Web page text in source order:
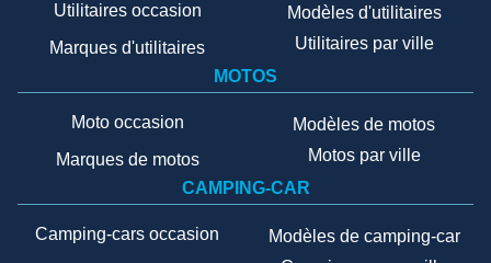
Utilitaires occasion
Marques d'utilitaires
Modèles d'utilitaires
Utilitaires par ville
MOTOS
Moto occasion
Marques de motos
Modèles de motos
Motos par ville
CAMPING-CAR
Camping-cars occasion
Modèles de camping-car